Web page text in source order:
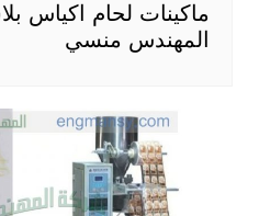
ماكينات لحام اكياس
المهندس منسي